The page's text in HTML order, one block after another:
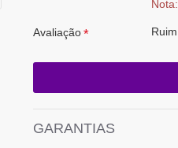
Nota:
Avaliação Ruim
GARANTIAS